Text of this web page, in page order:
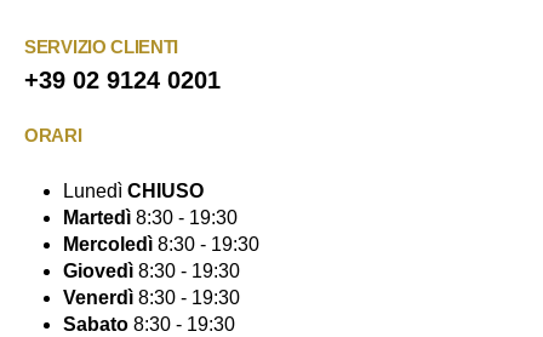
SERVIZIO CLIENTI
+39 02 9124 0201
ORARI
Lunedì CHIUSO
Martedì 8:30 - 19:30
Mercoledì 8:30 - 19:30
Giovedì 8:30 - 19:30
Venerdì 8:30 - 19:30
Sabato 8:30 - 19:30